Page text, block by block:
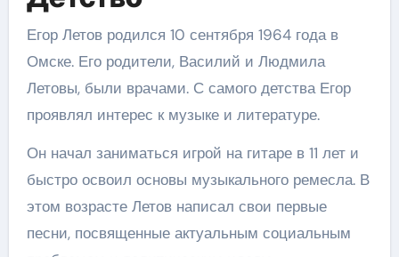
Егор Летов родился 10 сентября 1964 года в
Омске. Его родители, Василий и Людмила
Летовы, были врачами. С самого детства Егор
проявлял интерес к музыке и литературе.
Он начал заниматься игрой на гитаре в 11 лет и
быстро освоил основы музыкального ремесла. В
этом возрасте Летов написал свои первые
песни, посвященные актуальным социальным